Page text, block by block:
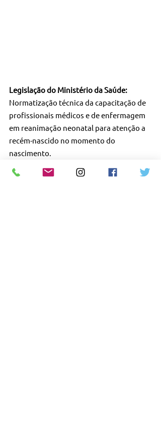
Legislação do Ministério da Saúde:
Normatização técnica da capacitação de
profissionais médicos e de enfermagem
em reanimação neonatal para atenção a
recém-nascido no momento do
nascimento.
08/05/2014NOTA TÉCNICA Nº 16/2014